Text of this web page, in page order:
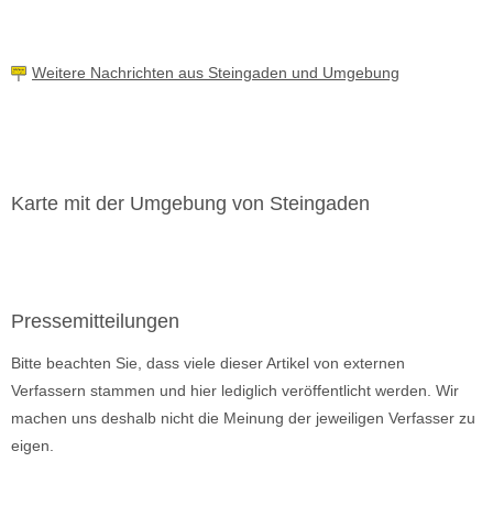
Weitere Nachrichten aus Steingaden und Umgebung
Karte mit der Umgebung von Steingaden
Pressemitteilungen
Bitte beachten Sie, dass viele dieser Artikel von externen
Verfassern stammen und hier lediglich veröffentlicht werden. Wir
machen uns deshalb nicht die Meinung der jeweiligen Verfasser zu
eigen.